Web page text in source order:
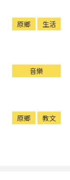
原鄉 生活
音樂
原鄉 教文